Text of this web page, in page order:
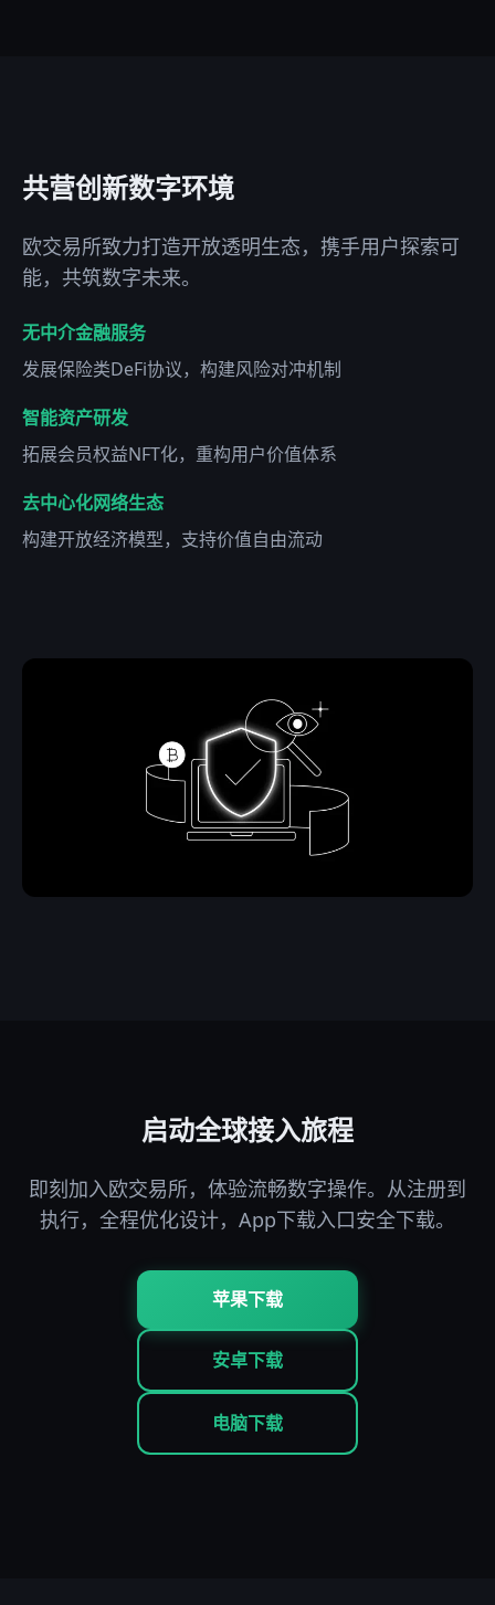
共营创新数字环境
欧交易所致力打造开放透明生态，携手用户探索可
能，共筑数字未来。
无中介金融服务
发展保险类DeFi协议，构建风险对冲机制
智能资产研发
拓展会员权益NFT化，重构用户价值体系
去中心化网络生态
构建开放经济模型，支持价值自由流动
启动全球接入旅程
即刻加入欧交易所，体验流畅数字操作。从注册到
执行，全程优化设计，App下载入口安全下载。
苹果下载
安卓下载
电脑下载